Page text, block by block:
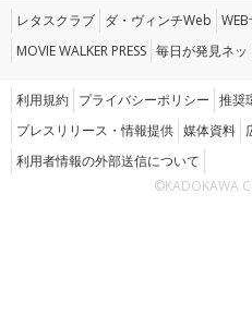
レタスクラブ ダ・ヴィンチWeb
MOVIE WALKER PRESS 毎日が発見ネッ
利用規約 プライバシーポリシー 推奨
プレスリリース・情報提供 媒体資料
利用者情報の外部送信について
©KADOKAWA